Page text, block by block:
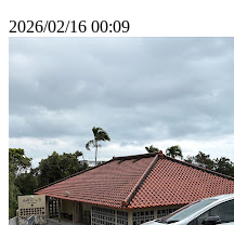
2026/02/16 00:09